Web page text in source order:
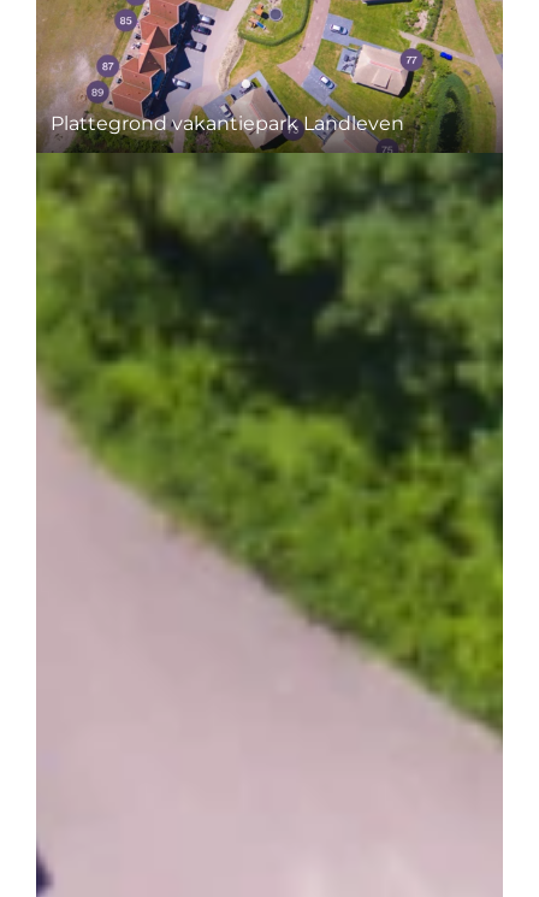
Plattegrond vakantiepark Landleven